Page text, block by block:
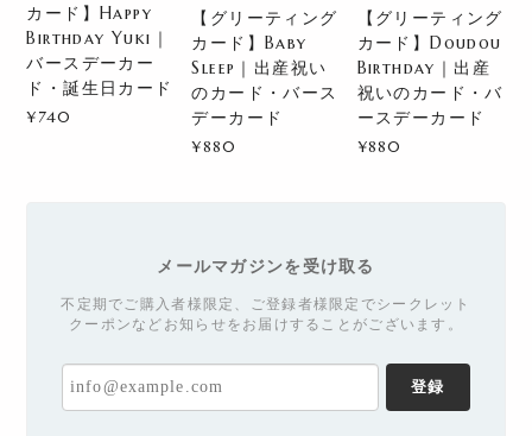
カード】Happy
Birthday Yuki｜
バースデーカー
ド・誕生日カード
¥740
【グリーティング
カード】Baby
Sleep｜出産祝い
のカード・バース
デーカード
¥880
【グリーティング
カード】Doudou
Birthday｜出産
祝いのカード・バ
ースデーカード
¥880
メールマガジンを受け取る
不定期でご購入者様限定、ご登録者様限定でシークレット
クーポンなどお知らせをお届けすることがございます。
登録